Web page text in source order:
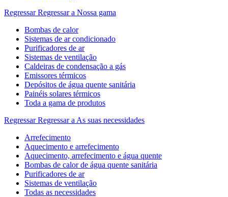
Regressar Regressar a Nossa gama
Bombas de calor
Sistemas de ar condicionado
Purificadores de ar
Sistemas de ventilação
Caldeiras de condensação a gás
Emissores térmicos
Depósitos de água quente sanitária
Painéis solares térmicos
Toda a gama de produtos
Regressar Regressar a As suas necessidades
Arrefecimento
Aquecimento e arrefecimento
Aquecimento, arrefecimento e água quente
Bombas de calor de água quente sanitária
Purificadores de ar
Sistemas de ventilação
Todas as necessidades